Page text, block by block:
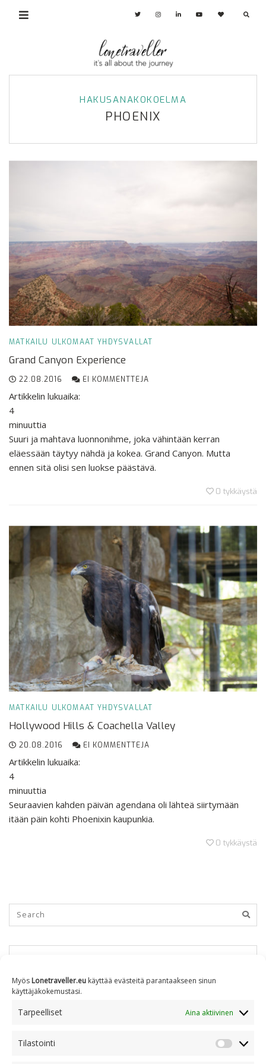
Myös Lonetraveller.eu käyttää evästeitä parantaakseen sinun
käyttäjäkokemustasi.
Tarpeelliset Aina aktiivinen
Tilastointi
HAKUSANAKOKOELMA
PHOENIX
MATKAILU ULKOMAAT YHDYSVALLAT
Grand Canyon Experience
22.08.2016 EI KOMMENTTEJA
Artikkelin lukuaika:
4
minuuttia
Suuri ja mahtava luonnonihme, joka vähintään kerran
eläessään täytyy nähdä ja kokea. Grand Canyon. Mutta
ennen sitä olisi sen luokse päästävä.
0 tykkäystä
MATKAILU ULKOMAAT YHDYSVALLAT
Hollywood Hills & Coachella Valley
20.08.2016 EI KOMMENTTEJA
Artikkelin lukuaika:
4
minuuttia
Seuraavien kahden päivän agendana oli lähteä siirtymään
itään päin kohti Phoenixin kaupunkia.
0 tykkäystä
Kuukausittain